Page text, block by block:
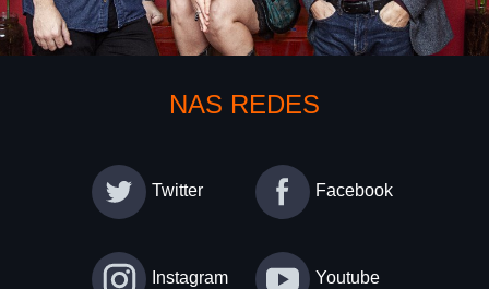
NAS REDES
Twitter Facebook
Instagram Youtube